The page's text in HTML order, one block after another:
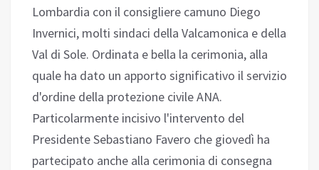
Lombardia con il consigliere camuno Diego
Invernici, molti sindaci della Valcamonica e della
Val di Sole. Ordinata e bella la cerimonia, alla
quale ha dato un apporto significativo il servizio
d'ordine della protezione civile ANA.
Particolarmente incisivo l'intervento del
Presidente Sebastiano Favero che giovedì ha
partecipato anche alla cerimonia di consegna